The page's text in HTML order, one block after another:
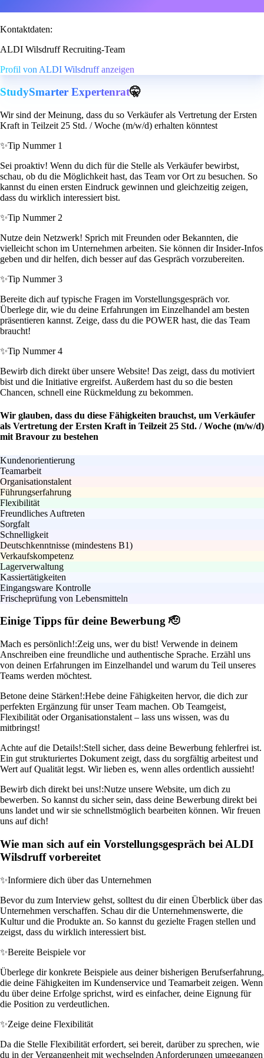
Kontaktdaten:
ALDI Wilsdruff Recruiting-Team
Profil von ALDI Wilsdruff anzeigen
StudySmarter Expertenrat🤫
Wir sind der Meinung, dass du so Verkäufer als Vertretung der Ersten
Kraft in Teilzeit 25 Std. / Woche (m/w/d) erhalten könntest
✨Tip Nummer 1
Sei proaktiv! Wenn du dich für die Stelle als Verkäufer bewirbst,
schau, ob du die Möglichkeit hast, das Team vor Ort zu besuchen. So
kannst du einen ersten Eindruck gewinnen und gleichzeitig zeigen,
dass du wirklich interessiert bist.
✨Tip Nummer 2
Nutze dein Netzwerk! Sprich mit Freunden oder Bekannten, die
vielleicht schon im Unternehmen arbeiten. Sie können dir Insider-Infos
geben und dir helfen, dich besser auf das Gespräch vorzubereiten.
✨Tip Nummer 3
Bereite dich auf typische Fragen im Vorstellungsgespräch vor.
Überlege dir, wie du deine Erfahrungen im Einzelhandel am besten
präsentieren kannst. Zeige, dass du die POWER hast, die das Team
braucht!
✨Tip Nummer 4
Bewirb dich direkt über unsere Website! Das zeigt, dass du motiviert
bist und die Initiative ergreifst. Außerdem hast du so die besten
Chancen, schnell eine Rückmeldung zu bekommen.
Wir glauben, dass du diese Fähigkeiten brauchst, um Verkäufer
als Vertretung der Ersten Kraft in Teilzeit 25 Std. / Woche (m/w/d)
mit Bravour zu bestehen
Kundenorientierung
Teamarbeit
Organisationstalent
Führungserfahrung
Flexibilität
Freundliches Auftreten
Sorgfalt
Schnelligkeit
Deutschkenntnisse (mindestens B1)
Verkaufskompetenz
Lagerverwaltung
Kassiertätigkeiten
Eingangsware Kontrolle
Frischeprüfung von Lebensmitteln
Einige Tipps für deine Bewerbung 🫡
Mach es persönlich!:Zeig uns, wer du bist! Verwende in deinem
Anschreiben eine freundliche und authentische Sprache. Erzähl uns
von deinen Erfahrungen im Einzelhandel und warum du Teil unseres
Teams werden möchtest.
Betone deine Stärken!:Hebe deine Fähigkeiten hervor, die dich zur
perfekten Ergänzung für unser Team machen. Ob Teamgeist,
Flexibilität oder Organisationstalent – lass uns wissen, was du
mitbringst!
Achte auf die Details!:Stell sicher, dass deine Bewerbung fehlerfrei ist.
Ein gut strukturiertes Dokument zeigt, dass du sorgfältig arbeitest und
Wert auf Qualität legst. Wir lieben es, wenn alles ordentlich aussieht!
Bewirb dich direkt bei uns!:Nutze unsere Website, um dich zu
bewerben. So kannst du sicher sein, dass deine Bewerbung direkt bei
uns landet und wir sie schnellstmöglich bearbeiten können. Wir freuen
uns auf dich!
Wie man sich auf ein Vorstellungsgespräch bei ALDI
Wilsdruff vorbereitet
✨Informiere dich über das Unternehmen
Bevor du zum Interview gehst, solltest du dir einen Überblick über das
Unternehmen verschaffen. Schau dir die Unternehmenswerte, die
Kultur und die Produkte an. So kannst du gezielte Fragen stellen und
zeigst, dass du wirklich interessiert bist.
✨Bereite Beispiele vor
Überlege dir konkrete Beispiele aus deiner bisherigen Berufserfahrung,
die deine Fähigkeiten im Kundenservice und Teamarbeit zeigen. Wenn
du über deine Erfolge sprichst, wird es einfacher, deine Eignung für
die Position zu verdeutlichen.
✨Zeige deine Flexibilität
Da die Stelle Flexibilität erfordert, sei bereit, darüber zu sprechen, wie
du in der Vergangenheit mit wechselnden Anforderungen umgegangen